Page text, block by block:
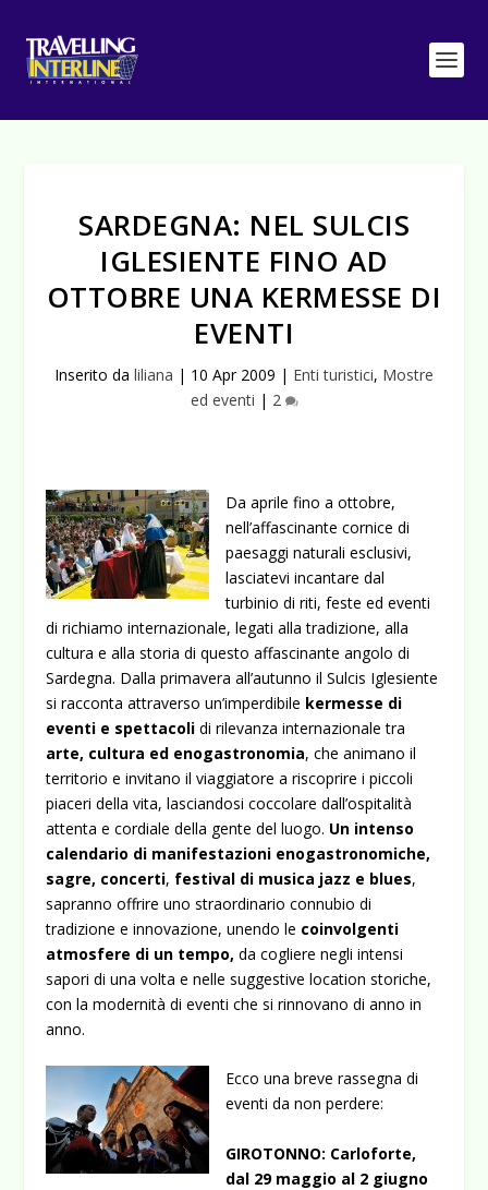
SARDEGNA: NEL SULCIS
IGLESIENTE FINO AD
OTTOBRE UNA KERMESSE DI
EVENTI
Inserito da liliana | 10 Apr 2009 | Enti turistici, Mostre
ed eventi | 2
Da aprile fino a ottobre,
nell’affascinante cornice di
paesaggi naturali esclusivi,
lasciatevi incantare dal
turbinio di riti, feste ed eventi
di richiamo internazionale, legati alla tradizione, alla
cultura e alla storia di questo affascinante angolo di
Sardegna. Dalla primavera all’autunno il Sulcis Iglesiente
si racconta attraverso un’imperdibile kermesse di
eventi e spettacoli di rilevanza internazionale tra
arte, cultura ed enogastronomia, che animano il
territorio e invitano il viaggiatore a riscoprire i piccoli
piaceri della vita, lasciandosi coccolare dall’ospitalità
attenta e cordiale della gente del luogo. Un intenso
calendario di manifestazioni enogastronomiche,
sagre, concerti, festival di musica jazz e blues,
sapranno offrire uno straordinario connubio di
tradizione e innovazione, unendo le coinvolgenti
atmosfere di un tempo, da cogliere negli intensi
sapori di una volta e nelle suggestive location storiche,
con la modernità di eventi che si rinnovano di anno in
anno.
Ecco una breve rassegna di
eventi da non perdere:
GIROTONNO: Carloforte,
dal 29 maggio al 2 giugno